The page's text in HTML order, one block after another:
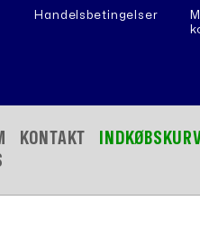
Handelsbetingelser
KONTAKT